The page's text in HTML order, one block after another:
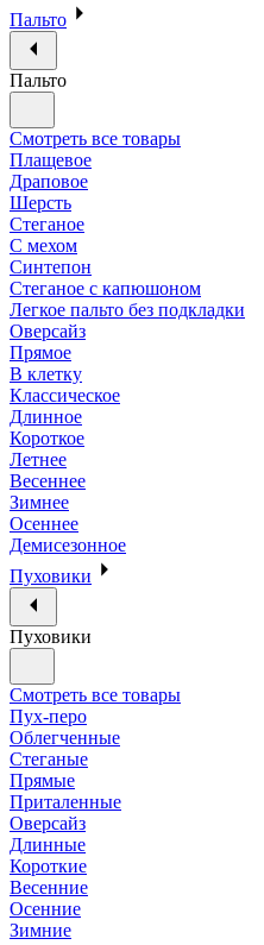
Пальто
Пальто
Смотреть все товары
Плащевое
Драповое
Шерсть
Стеганое
С мехом
Синтепон
Стеганое с капюшоном
Легкое пальто без подкладки
Оверсайз
Прямое
В клетку
Классическое
Длинное
Короткое
Летнее
Весеннее
Зимнее
Осеннее
Демисезонное
Пуховики
Пуховики
Смотреть все товары
Пух-перо
Облегченные
Стеганые
Прямые
Приталенные
Оверсайз
Длинные
Короткие
Весенние
Осенние
Зимние